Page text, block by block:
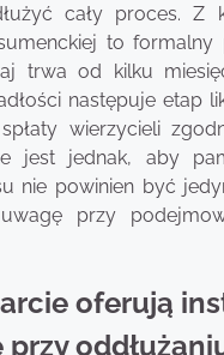
cały proces. Z
to formalny
trwa od kilku
następuje etap
wierzycieli
jest jednak, aby
nie powinien być
przy
oferują